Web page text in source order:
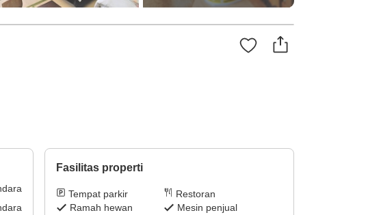
Fasilitas properti
Tempat parkir
Restoran
Ramah hewan
Mesin penjual